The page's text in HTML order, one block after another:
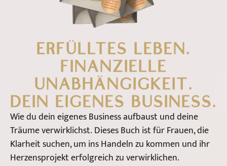
ERFÜLLTES LEBEN.
FINANZIELLE
UNABHÄNGIGKEIT.
DEIN EIGENES BUSINESS.
Wie du dein eigenes Business aufbaust und deine
Träume verwirklichst. Dieses Buch ist für Frauen, die
Klarheit suchen, um ins Handeln zu kommen und ihr
Herzensprojekt erfolgreich zu verwirklichen.